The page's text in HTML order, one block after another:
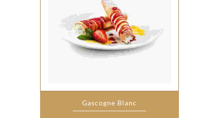
Gascogne Blanc